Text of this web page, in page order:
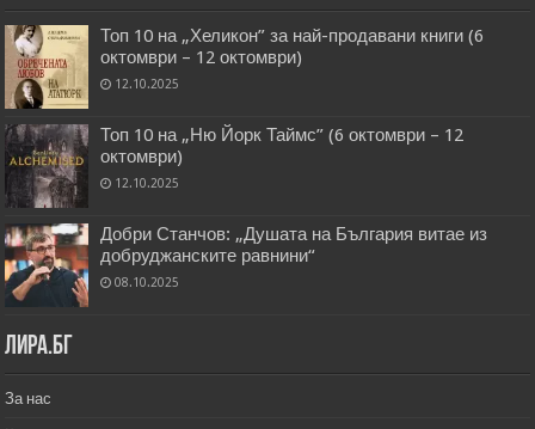
Топ 10 на „Хеликон” за най-продавани книги (6
октомври – 12 октомври)
12.10.2025
Топ 10 на „Ню Йорк Таймс” (6 октомври – 12
октомври)
12.10.2025
Добри Станчов: „Душата на България витае из
добруджанските равнини“
08.10.2025
Лира.бг
За нас